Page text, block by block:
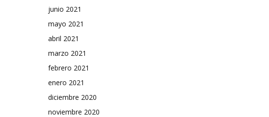
junio 2021
mayo 2021
abril 2021
marzo 2021
febrero 2021
enero 2021
diciembre 2020
noviembre 2020